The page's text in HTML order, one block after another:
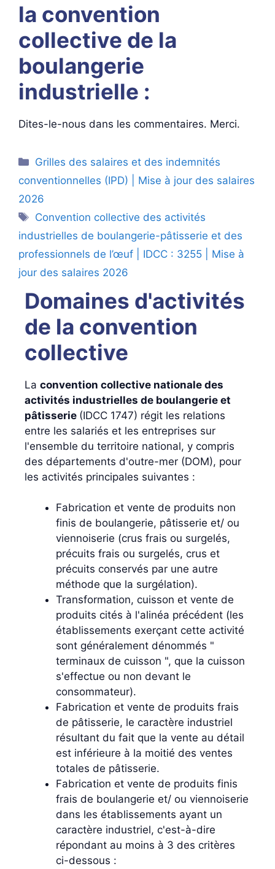
la convention
collective de la
boulangerie
industrielle :
Dites-le-nous dans les commentaires. Merci.
Catégories
Grilles des salaires et des indemnités
conventionnelles (IPD) | Mise à jour des salaires
2026
Étiquettes
Convention collective des activités
industrielles de boulangerie-pâtisserie et des
professionnels de l’œuf | IDCC : 3255 | Mise à
jour des salaires 2026
Domaines d'activités
de la convention
collective
La convention collective nationale des
activités industrielles de boulangerie et
pâtisserie (IDCC 1747) régit les relations
entre les salariés et les entreprises sur
l'ensemble du territoire national, y compris
des départements d'outre-mer (DOM), pour
les activités principales suivantes :
Fabrication et vente de produits non
finis de boulangerie, pâtisserie et/ ou
viennoiserie (crus frais ou surgelés,
précuits frais ou surgelés, crus et
précuits conservés par une autre
méthode que la surgélation).
Transformation, cuisson et vente de
produits cités à l'alinéa précédent (les
établissements exerçant cette activité
sont généralement dénommés "
terminaux de cuisson ", que la cuisson
s'effectue ou non devant le
consommateur).
Fabrication et vente de produits frais
de pâtisserie, le caractère industriel
résultant du fait que la vente au détail
est inférieure à la moitié des ventes
totales de pâtisserie.
Fabrication et vente de produits finis
frais de boulangerie et/ ou viennoiserie
dans les établissements ayant un
caractère industriel, c'est-à-dire
répondant au moins à 3 des critères
ci-dessous :